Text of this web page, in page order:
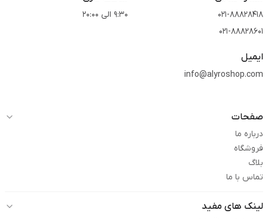
021-88828418
021-88828601
9:30 الی 20:00
ایمیل
info@alyroshop.com
صفحات
درباره ما
فروشگاه
بلاگ
تماس با ما
لینک های مفید